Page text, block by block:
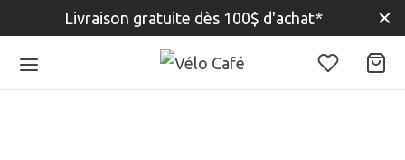
Livraison gratuite dès 100$ d'achat*